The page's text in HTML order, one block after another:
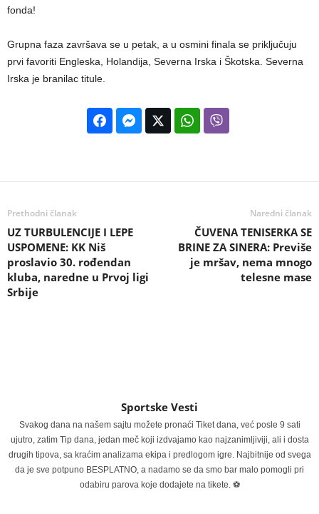
fonda!
Grupna faza završava se u petak, a u osmini finala se priključuju
prvi favoriti Engleska, Holandija, Severna Irska i Škotska. Severna
Irska je branilac titule.
Prethodni članak
UZ TURBULENCIJE I LEPE
USPOMENE: KK Niš
proslavio 30. rođendan
kluba, naredne u Prvoj ligi
Srbije
Naredni članak
ČUVENA TENISERKA SE
BRINE ZA SINERA: Previše
je mršav, nema mnogo
telesne mase
Sportske Vesti
Svakog dana na našem sajtu možete pronaći Tiket dana, već posle 9 sati
ujutro, zatim Tip dana, jedan meč koji izdvajamo kao najzanimljiviji, ali i dosta
drugih tipova, sa kraćim analizama ekipa i predlogom igre. Najbitnije od svega
da je sve potpuno BESPLATNO, a nadamo se da smo bar malo pomogli pri
odabiru parova koje dodajete na tikete. ⚽